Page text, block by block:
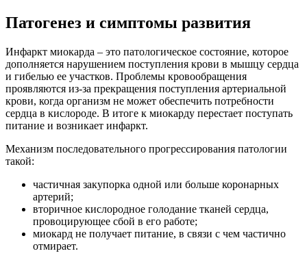
Патогенез и симптомы развития
Инфаркт миокарда – это патологическое состояние, которое
дополняется нарушением поступления крови в мышцу сердца
и гибелью ее участков. Проблемы кровообращения
проявляются из-за прекращения поступления артериальной
крови, когда организм не может обеспечить потребности
сердца в кислороде. В итоге к миокарду перестает поступать
питание и возникает инфаркт.
Механизм последовательного прогрессирования патологии
такой:
частичная закупорка одной или больше коронарных
артерий;
вторичное кислородное голодание тканей сердца,
провоцирующее сбой в его работе;
миокард не получает питание, в связи с чем частично
отмирает.